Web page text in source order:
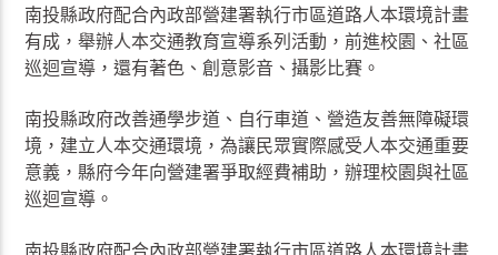
南投縣政府配合內政部營建署執行市區道路人本環境計畫
有成，舉辦人本交通教育宣導系列活動，前進校園、社區
巡迴宣導，還有著色、創意影音、攝影比賽。
南投縣政府改善通學步道、自行車道、營造友善無障礙環
境，建立人本交通環境，為讓民眾實際感受人本交通重要
意義，縣府今年向營建署爭取經費補助，辦理校園與社區
巡迴宣導。
南投縣政府配合內政部營建署執行市區道路人本環境計畫